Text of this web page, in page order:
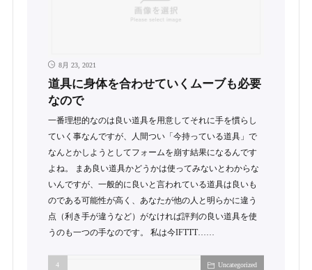
8月 23, 2021
道具に身体を合わせていくムーブも必要
なので
一番理想的なのは良い道具を用意してそれに手を慣らし
ていく事なんですが、人間つい「今持っている道具」で
なんとかしようとしてフォームを崩す結果になるんです
よね。 まあ良い道具かどうかは使ってみないとわからな
いんですが、一般的に良いと言われている道具は良いも
のである可能性が高く、あなたが他の人と明らかに違う
点（利き手が違うなど）がなければ評判の良い道具を使
うのも一つの手なのです。 私は今IFTTT……
Uncategorized